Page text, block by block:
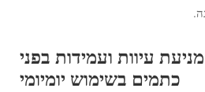
עיוות ועמידות בפני
כתמים בשימוש יומיומי